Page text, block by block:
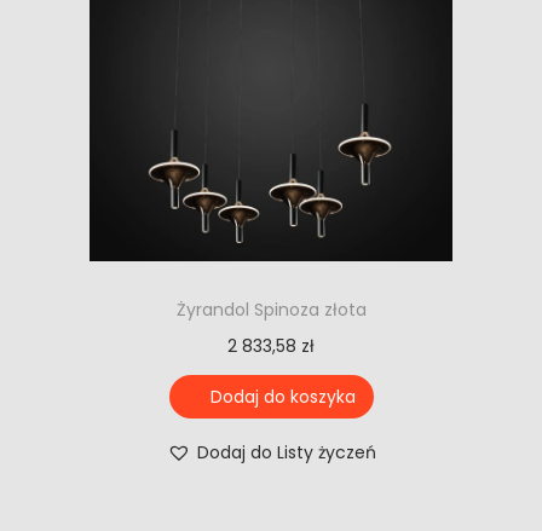
Żyrandol Spinoza złota
2 833,58 zł
Dodaj do koszyka
Dodaj do Listy życzeń